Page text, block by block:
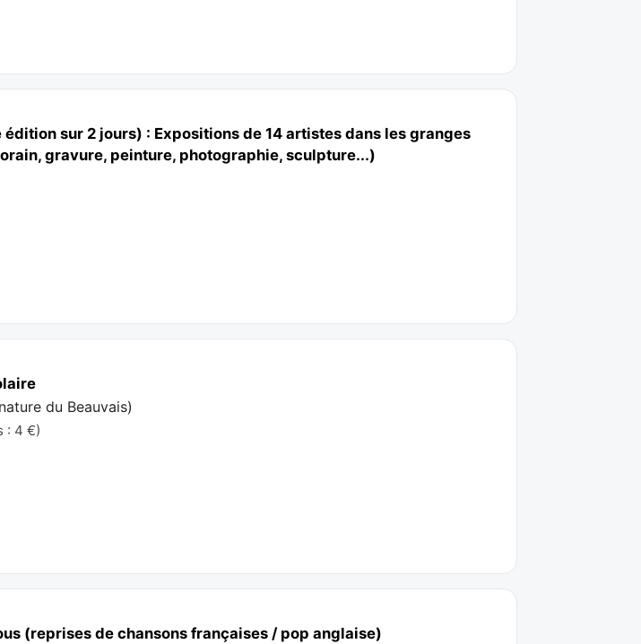
sur 2 jours) : Expositions de 14 artistes dans les granges
gravure, peinture, photographie, sculpture...)
du Beauvais)
: 4 €)
(reprises de chansons françaises / pop anglaise)